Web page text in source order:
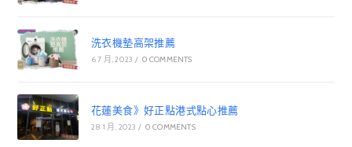
洗衣機墊高架推薦
6 7 月, 2023 / 0 COMMENTS
花蓮美食》好正點港式點心推薦
28 1 月, 2023 / 0 COMMENTS